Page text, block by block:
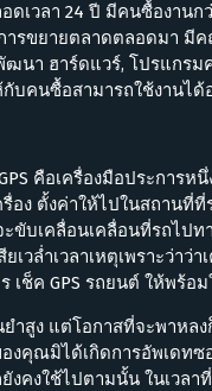
วลา 24 ปี มีคนซื้องานกว่
รขยายตลาดตลอดมา มี
นา ฮาร์ดแวร์, โปรแกร
กับคนซื้อสามารถใช้งานไ
คือเครื่องมือประการ
ง ตั้งค่าให้ไปในสถานที่ที่
บเคลื่อนเคลื่อนที่รถไปท
เวล่ำเวลาเหตุเพราะว่าว่
ช็ค GPS รถยนต์ ให้พร้อม
ำสูง แต่โอกาสที่จะพาหล
องคุณมิได้เกิดการอัพเดท
คงใช้ไปตามนั้น ในเวล